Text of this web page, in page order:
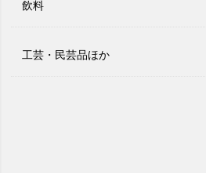
飲料
工芸・民芸品ほか